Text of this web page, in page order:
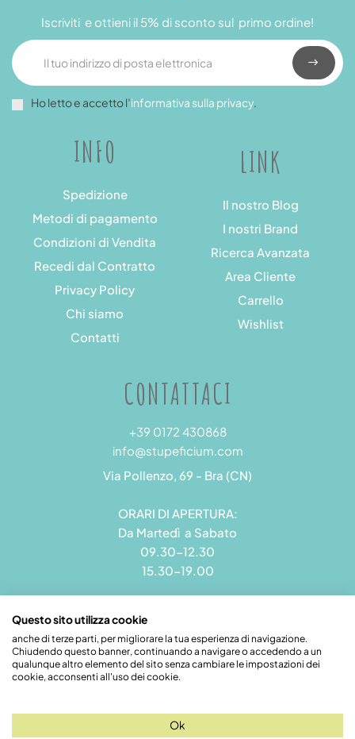
INFO
Spedizione
Metodi di pagamento
Condizioni di Vendita
Recedi dal Contratto
Privacy Policy
Chi siamo
Contatti
LINK
Il nostro Blog
I nostri Brand
Ricerca Avanzata
Area Cliente
Carrello
Wishlist
Iscriviti e ottieni il 5% di sconto sul primo ordine!
Ho letto e accetto l’informativa sulla privacy.
CONTATTACI
+39 0172 430868
info@stupeficium.com
Via Pollenzo, 69 - Bra (CN)
ORARI DI APERTURA:
Da Martedì a Sabato
09.30-12.30
15.30-19.00
Stupeficium di Carena Diego | Rea CN - 265823 | P.I.
09492550018 | Pec: grandamodel@pec.it
Questo sito utilizza cookie
anche di terze parti, per migliorare la tua esperienza di navigazione.
Chiudendo questo banner, continuando a navigare o accedendo a un
qualunque altro elemento del sito senza cambiare le impostazioni dei
cookie, acconsenti all'uso dei cookie.
Ok